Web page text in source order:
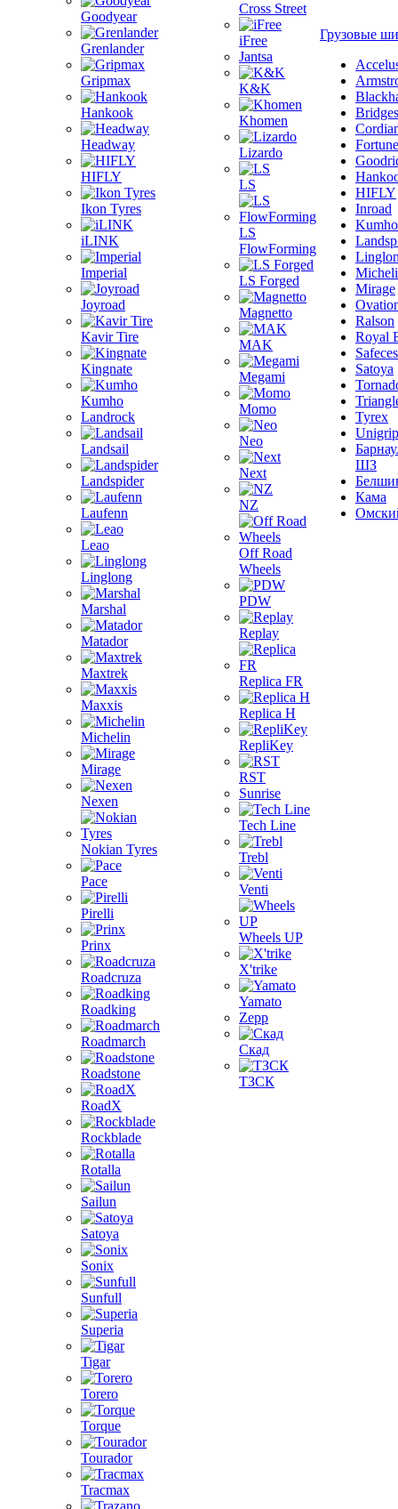
Goodyear
Grenlander
Gripmax
Hankook
Headway
HIFLY
Ikon Tyres
iLINK
Imperial
Joyroad
Kavir Tire
Kingnate
Kumho
Landrock
Landsail
Landspider
Laufenn
Leao
Linglong
Marshal
Matador
Maxtrek
Maxxis
Michelin
Mirage
Nexen
Nokian Tyres
Pace
Pirelli
Prinx
Roadcruza
Roadking
Roadmarch
Roadstone
RoadX
Rockblade
Rotalla
Sailun
Satoya
Sonix
Sunfull
Superia
Tigar
Torero
Torque
Tourador
Tracmax
Cross Street
iFree
Jantsa
K&K
Khomen
Lizardo
LS
LS
FlowForming
LS Forged
Magnetto
MAK
Megami
Momo
Neo
Next
NZ
Off Road
Wheels
PDW
Replay
Replica FR
Replica H
RepliKey
RST
Sunrise
Tech Line
Trebl
Venti
Wheels UP
X'trike
Yamato
Zepp
Скад
ТЗСК
Грузовые
Fortune
HIFLY
Inroad
Kumho
Mirage
Ralson
Royal
Satoya
Tyrex
Unigrip
ШЗ
Кама